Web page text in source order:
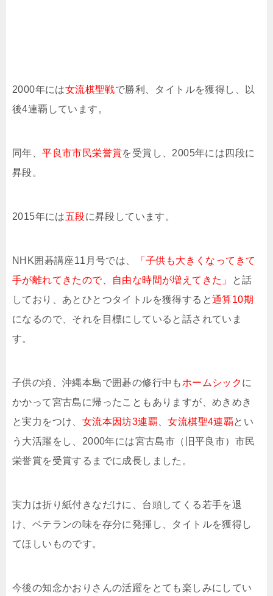
2000年には女流棋聖戦で勝利、タイトルを獲得し、以
後4連覇しています。
同年、平良市市民栄誉賞を受賞し、2005年には四段に
昇段。
2015年には五段に昇段しています。
NHK囲碁講座11月号では、
「子供も大きくなってきて
手が離れてきたので、自由な時間が増えてきた」
と話
しており、あとひとつタイトルを獲得すると通算10期
になるので、それを目標にしていると話されていま
す。
子供の頃、沖縄本島で囲碁の修行中も ホームシックに
かかって宮古島に帰ったこともありますが、めきめき
と実力をつけ、 女流本因坊3連覇 、女流棋聖4連覇とい
う大活躍をし、2000年には宮古島市（旧平良市）市民
栄誉賞を受賞するまでに成長しました。
実力は折り紙付きなだけに、台頭してくる若手を退
け、ベテランの味を存分に発揮し、タイトルを獲得し
てほしいものです。
今後の知念かおりさんの活躍をとても楽しみにしてい